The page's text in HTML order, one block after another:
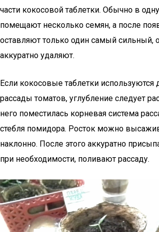
части кокосовой таблетки. Обычно в
помещают несколько семян, а после
оставляют только один самый сильный,
аккуратно удаляют.
Если кокосовые таблетки используются
рассады томатов, углубление следует
него поместилась корневая система
стебля помидора. Росток можно
наклонно. После этого аккуратно
при необходимости, поливают рассаду.